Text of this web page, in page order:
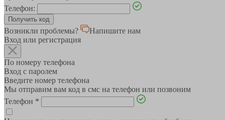
Телефон:
Возникли проблемы?
Напишите нам
Вход или регистрация
По номеру телефона
Вход с паролем
Введите номер телефона
Мы отправим вам код в смс на телефон или позвоним
Телефон *